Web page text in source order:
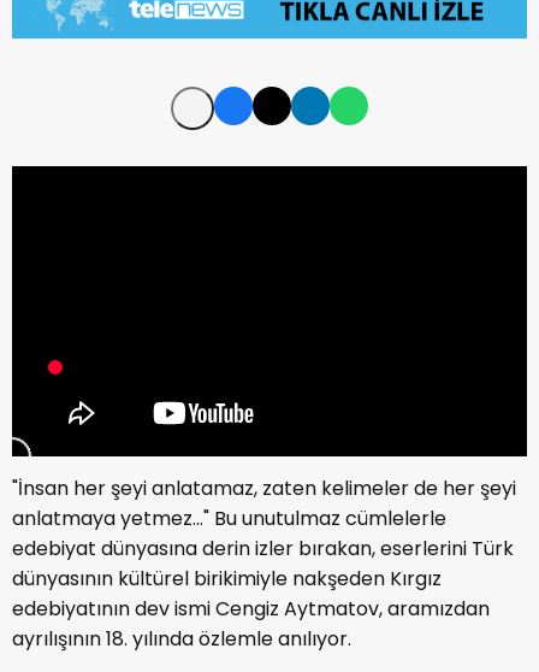
"İnsan her şeyi anlatamaz, zaten kelimeler de her şeyi
anlatmaya yetmez..." Bu unutulmaz cümlelerle
edebiyat dünyasına derin izler bırakan, eserlerini Türk
dünyasının kültürel birikimiyle nakşeden Kırgız
edebiyatının dev ismi Cengiz Aytmatov, aramızdan
ayrılışının 18. yılında özlemle anılıyor.